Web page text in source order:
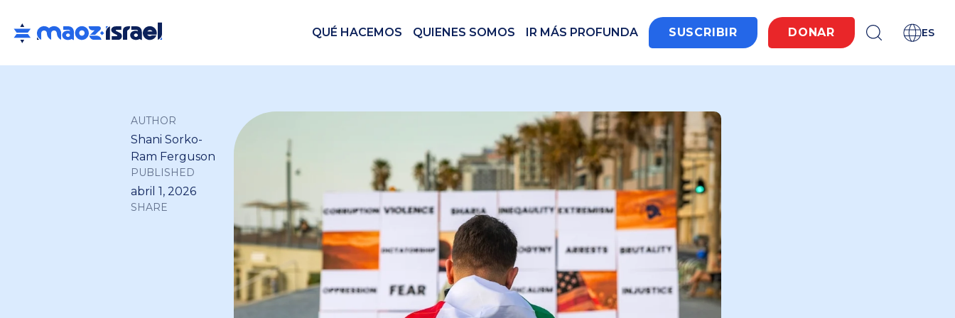
QUÉ HACEMOS QUIENES SOMOS IR MÁS PROFUNDA SUSCRIBIR DONAR ES
AUTHOR
Shani Sorko-
Ram Ferguson
PUBLISHED
abril 1, 2026
SHARE